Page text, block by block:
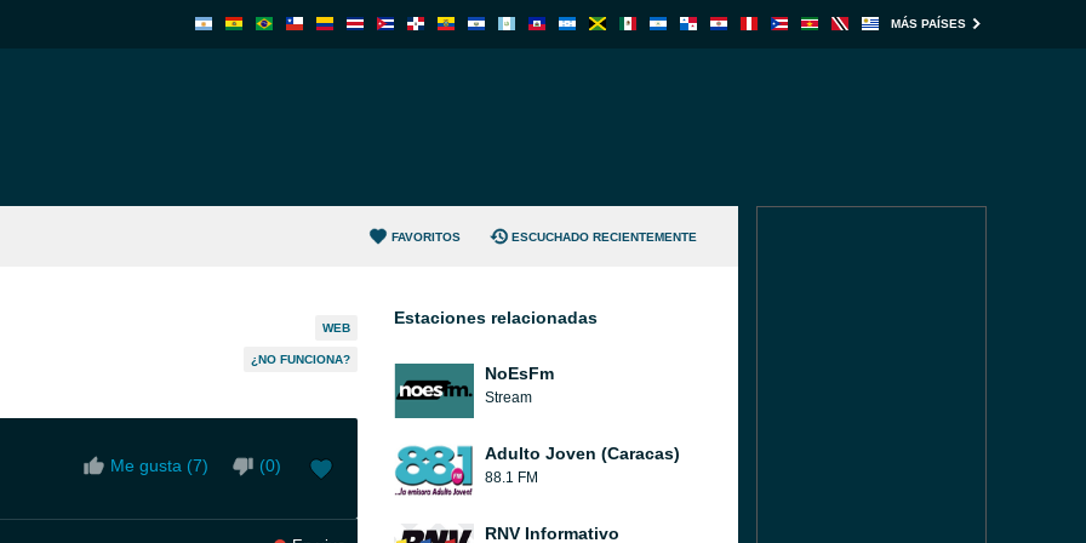
MÁS PAÍSES
FAVORITOS ESCUCHADO RECIENTEMENTE
WEB
¿NO FUNCIONA?
Me gusta (7) (0)
Estaciones relacionadas
NoEsFm
Stream
Adulto Joven (Caracas)
88.1 FM
RNV Informativo